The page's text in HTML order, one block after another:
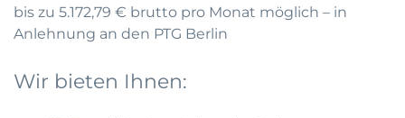
bis zu 5.172,79 € brutto pro Monat möglich – in
Anlehnung an den PTG Berlin
Wir bieten Ihnen: